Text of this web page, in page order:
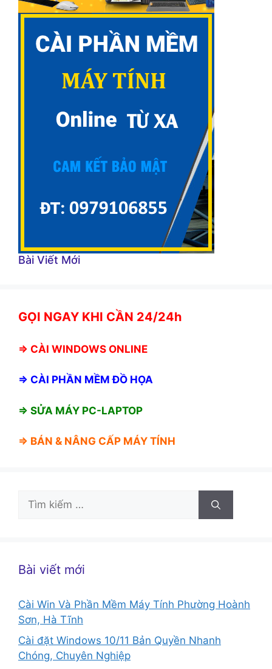
Bài Viết Mới
GỌI NGAY KHI CẦN 24/24h
⇒ CÀI WINDOWS ONLINE
⇒ CÀI PHẦN MỀM ĐỒ HỌA
⇒ SỬA MÁY PC-LAPTOP
⇒ BÁN & NÂNG CẤP MÁY TÍNH
Tìm
Bài viết mới
Cài Win Và Phần Mềm Máy Tính Phường Hoành
Sơn, Hà Tĩnh
Cài đặt Windows 10/11 Bản Quyền Nhanh
Chóng, Chuyên Nghiệp